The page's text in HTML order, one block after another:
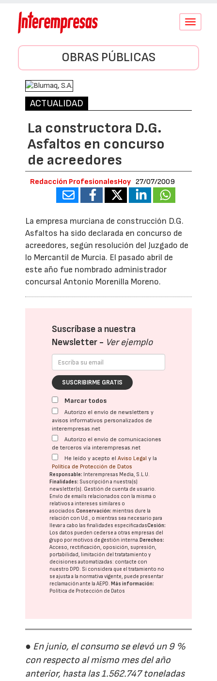
Conmutar
OBRAS PÚBLICAS
ACTUALIDAD
La constructora D.G.
Asfaltos en concurso
de acreedores
Redacción ProfesionalesHoy 27/07/2009
La empresa murciana de construcción D.G.
Asfaltos ha sido declarada en concurso de
acreedores, según resolución del Juzgado de
lo Mercantil de Murcia. El pasado abril de
este año fue nombrado administrador
concursal Antonio Morenilla Moreno.
Suscríbase a nuestra
Newsletter - Ver ejemplo
SUSCRIBIRME GRATIS
Marcar todos
Autorizo el envío de newsletters y
avisos informativos personalizados de
interempresas.net
Autorizo el envío de comunicaciones
de terceros vía interempresas.net
He leído y acepto elAviso Legal y la
Política de Protección de Datos
Responsable: Interempresas Media, S.L.U.
Finalidades: Suscripción a nuestra(s)
newsletter(s). Gestión de cuenta de usuario.
Envío de emails relacionados con la misma o
relativos a intereses similares o
asociados.Conservación: mientras dure la
relación con Ud., o mientras sea necesario para
llevar a cabo las finalidades especificadasCesión:
Los datos pueden cederse a otras empresas del
grupo por motivos de gestión interna. Derechos:
Acceso, rectificación, oposición, supresión,
portabilidad, limitación del tratatamiento y
decisiones automatizadas: contacte con
nuestro DPD. Si considera que el tratamiento no
se ajusta a la normativa vigente, puede presentar
reclamación ante laAEPD. Más información:
Política de Protección de Datos
● En junio, el consumo se elevó un 9 %
con respecto al mismo mes del año
anterior, hasta las 1.562.747 toneladas